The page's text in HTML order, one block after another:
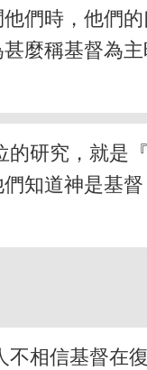
們時，他們
麼稱基督為
的研究，就是
知道神是基
不相信基督在